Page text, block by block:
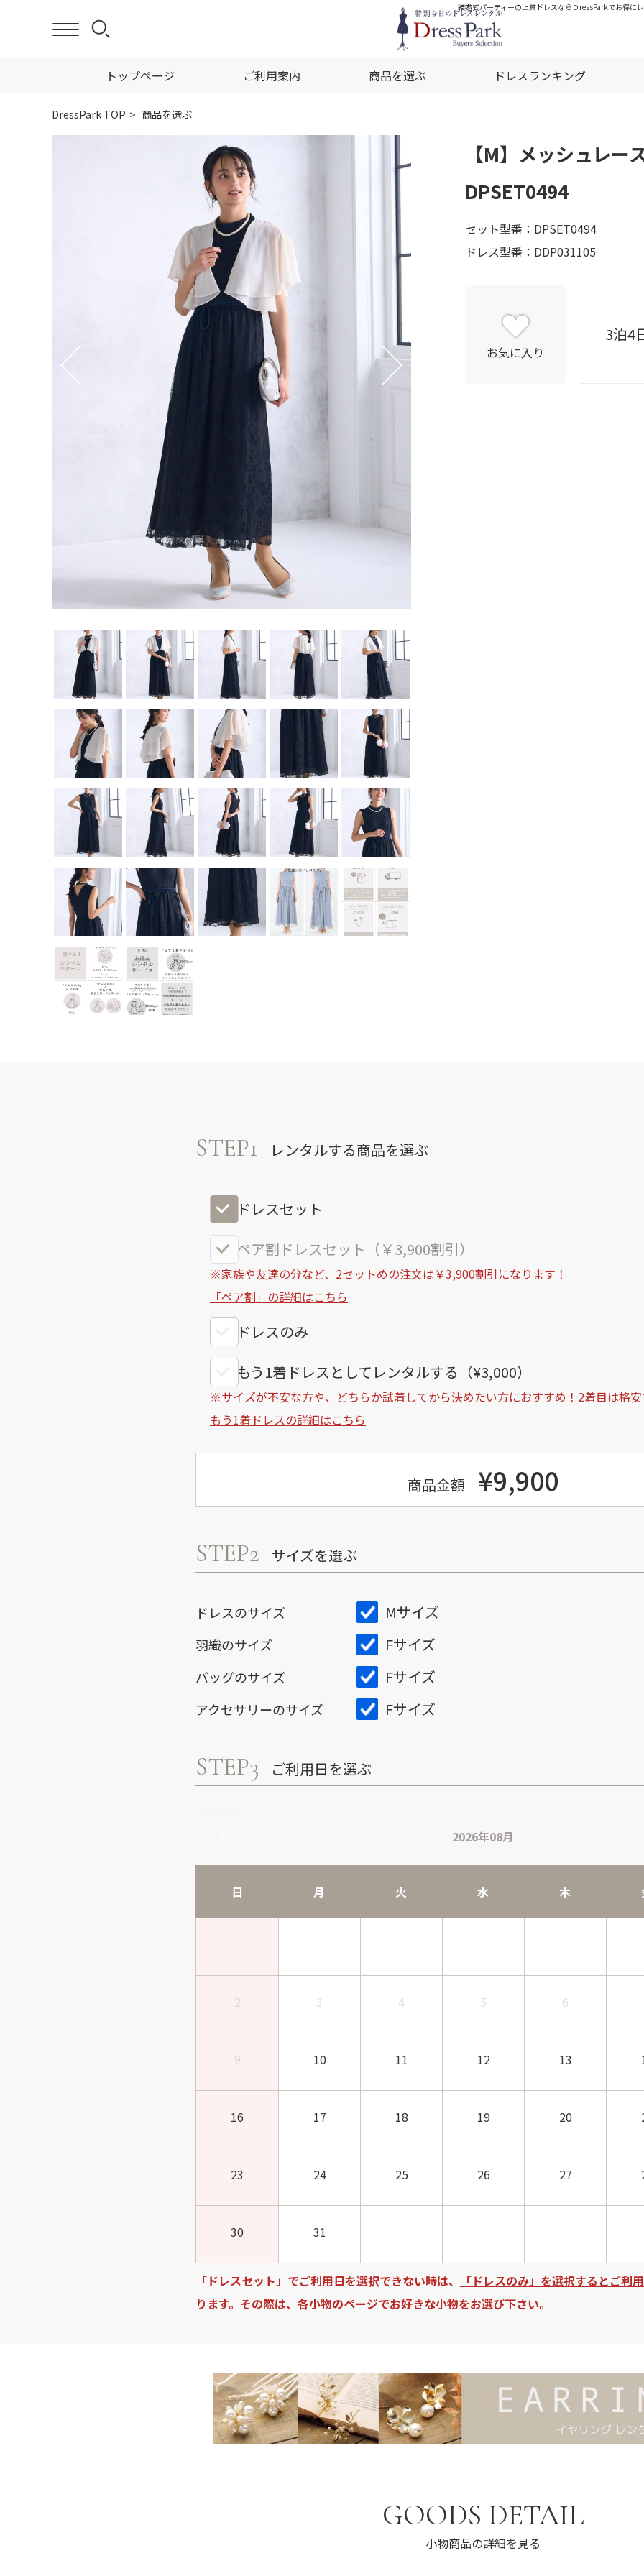
結婚式パーティーの上質ドレスならＤressParkでお得に
トップページ ご利用案内 商品を選ぶ ドレスランキング
DressPark TOP 商品を選ぶ
【M】メッシュレ
DPSET0494
セット型番：DPSET0494
ドレス型番：DDP031105
お気に入り
3泊4
STEP1 レンタルする商品を選ぶ
ドレスセット
ペア割ドレスセット（￥3,900割引）
※家族や友達の分など、2セットめの注文は￥3,900割引になります！
「ペア割」の詳細はこちら
ドレスのみ
もう1着ドレスとしてレンタルする（¥3,000）
※サイズが不安な方や、どちらか試着してから決めたい方におすすめ！2着目は格
もう1着ドレスの詳細はこちら
商品金額 ¥9,900
STEP2 サイズを選ぶ
ドレスのサイズ Mサイズ
羽織のサイズ Fサイズ
バッグのサイズ Fサイズ
アクセサリーのサイズ Fサイズ
STEP3 ご利用日を選ぶ
2026年08月
日 月 火 水 木
2 3 4 5 6
9 10 11 12 13
16 17 18 19 20
23 24 25 26 27
30 31
「ドレスセット」でご利用日を選択できない時は、
「ドレスのみ」を選択するとご利
ります。その際は、各小物のページでお好きな小物をお選び下さい。
GOODS DETAIL
小物商品の詳細を見る